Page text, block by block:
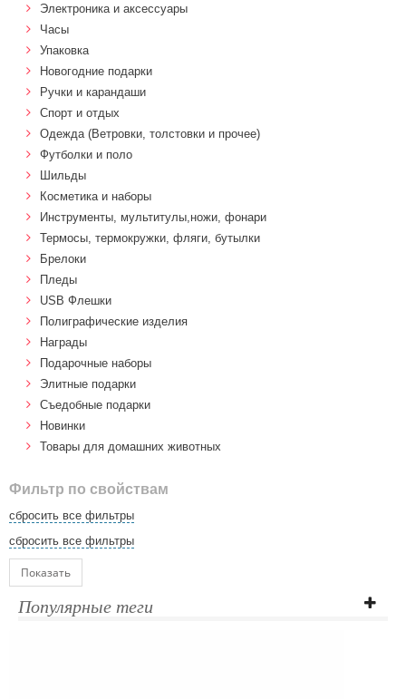
Электроника и аксессуары
Часы
Упаковка
Новогодние подарки
Ручки и карандаши
Спорт и отдых
Одежда (Ветровки, толстовки и прочее)
Футболки и поло
Шильды
Косметика и наборы
Инструменты, мультитулы,ножи, фонари
Термосы, термокружки, фляги, бутылки
Брелоки
Пледы
USB Флешки
Полиграфические изделия
Награды
Подарочные наборы
Элитные подарки
Cъедобные подарки
Новинки
Товары для домашних животных
Фильтр по свойствам
сбросить все фильтры
сбросить все фильтры
Показать
Популярные теги